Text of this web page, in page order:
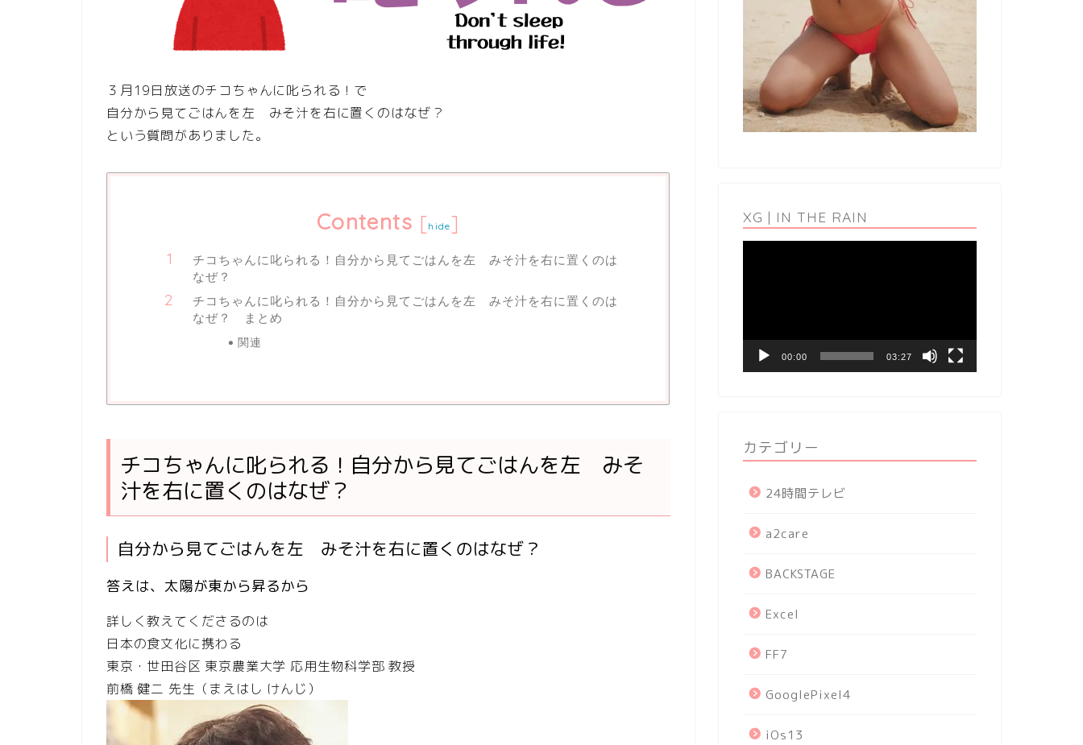
３月19日放送のチコちゃんに叱られる！で
自分から見てごはんを左 みそ汁を右に置くのはなぜ？
という質問がありました。
Contents [hide]
チコちゃんに叱られる！自分から見てごはんを左 みそ汁を右に置くのは
なぜ？
チコちゃんに叱られる！自分から見てごはんを左 みそ汁を右に置くのは
なぜ？ まとめ
関連
チコちゃんに叱られる！自分から見てごはんを左 みそ
汁を右に置くのはなぜ？
自分から見てごはんを左 みそ汁を右に置くのはなぜ？
答えは、太陽が東から昇るから
詳しく教えてくださるのは
日本の食文化に携わる
東京・世田谷区 東京農業大学 応用生物科学部 教授
前橋 健二 先生（まえはし けんじ）
XG | IN THE RAIN
ヤ
00:00 03:27
カテゴリー
24時間テレビ
a2care
BACKSTAGE
Excel
FF7
GooglePixel4
iOs13